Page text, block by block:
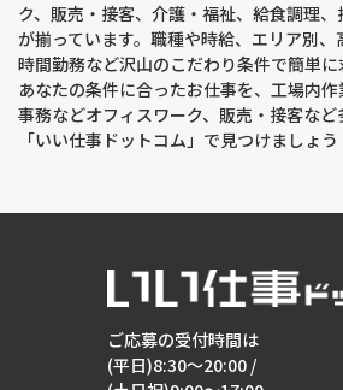
クッキーやウェブビーコン等を用いるな
認識できない方法による個人情報の取得
(９)個人情報の安全管理措置について
取得した個人情報については、漏洩、減
是正、その他個人情報の安全管理のため
を講じます。
当社ホームページの個人情報保護方針を
【連絡先】個人情報保護管理者：棚原
住所：大阪府枚方市新町1丁目12番1号
ク、販売・接客、介護・福祉、給食調理
が揃っています。職種や時給、エリア別
時間勤務など沢山のこだわり条件で簡単に
あなたの条件に合ったお仕事を、工場内
事務などオフィスワーク、販売・接客な
「いい仕事ドットコム」で見つけましょう
ご応募の受付時間は
(平日)8:30～20:00 /